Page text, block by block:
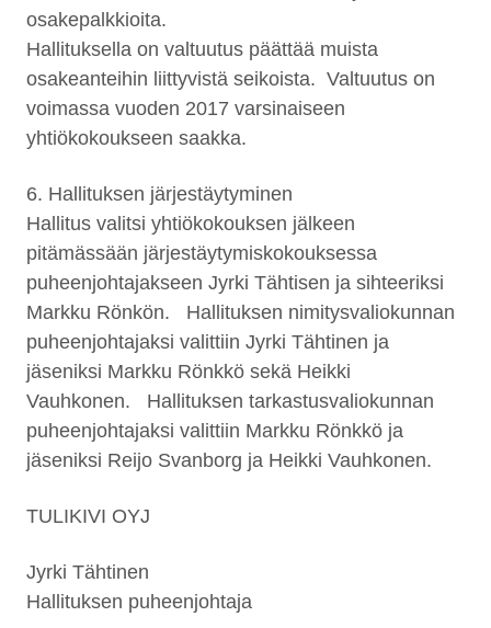
osakepalkkioita.
Hallituksella on valtuutus päättää muista
osakeanteihin liittyvistä seikoista. Valtuutus on
voimassa vuoden 2017 varsinaiseen
yhtiökokoukseen saakka.
6. Hallituksen järjestäytyminen
Hallitus valitsi yhtiökokouksen jälkeen
pitämässään järjestäytymiskokouksessa
puheenjohtajakseen Jyrki Tähtisen ja sihteeriksi
Markku Rönkön. Hallituksen nimitysvaliokunnan
puheenjohtajaksi valittiin Jyrki Tähtinen ja
jäseniksi Markku Rönkkö sekä Heikki
Vauhkonen. Hallituksen tarkastusvaliokunnan
puheenjohtajaksi valittiin Markku Rönkkö ja
jäseniksi Reijo Svanborg ja Heikki Vauhkonen.
TULIKIVI OYJ
Jyrki Tähtinen
Hallituksen puheenjohtaja